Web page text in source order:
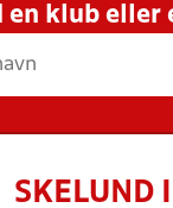
RESULTATER,
HOLD
en klub eller
SKELUND